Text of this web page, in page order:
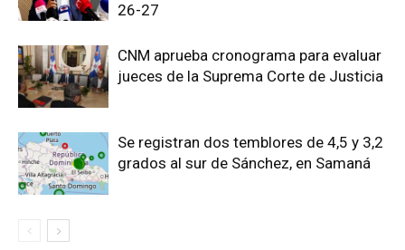
26-27
CNM aprueba cronograma para evaluar
jueces de la Suprema Corte de Justicia
Se registran dos temblores de 4,5 y 3,2
grados al sur de Sánchez, en Samaná